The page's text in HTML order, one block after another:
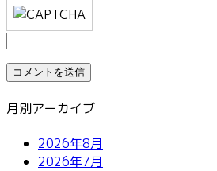
月別アーカイブ
2026年8月
2026年7月